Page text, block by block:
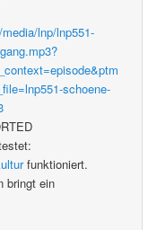
lnp/lnp551-
schoene-
funktioniert.
bringt ein